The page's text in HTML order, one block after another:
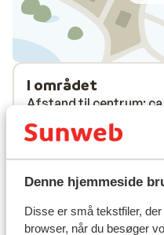
Denne hjemmeside
Disse er små tekstfiler,
browser, når du besøger
I området
Afstand til centrum:
Afstand til
Afstand til nærmeste
Liftkort/skileje/
Liftkort